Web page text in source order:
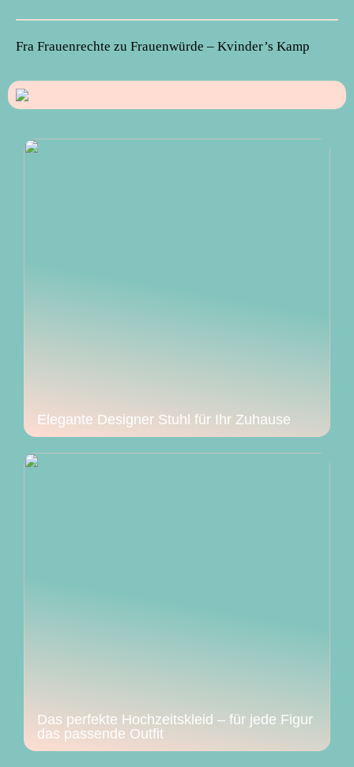
Fra Frauenrechte zu Frauenwürde – Kvinder’s Kamp
Elegante Designer Stuhl für Ihr Zuhause
Das perfekte Hochzeitskleid – für jede Figur
das passende Outfit